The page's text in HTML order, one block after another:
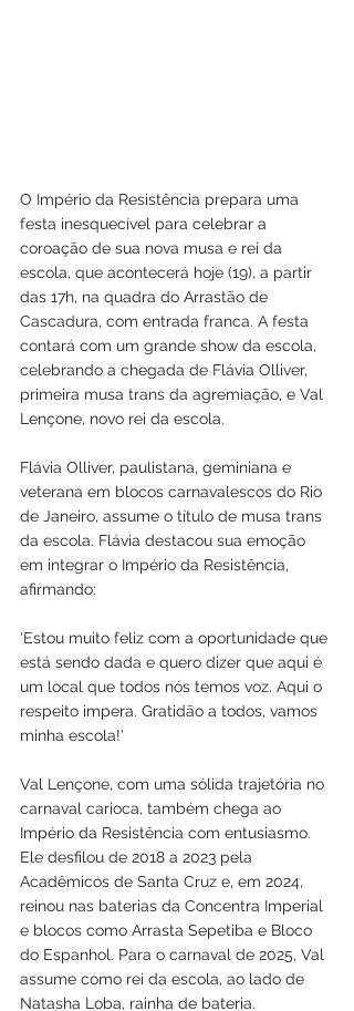
O Império da Resistência prepara uma
festa inesquecível para celebrar a
coroação de sua nova musa e rei da
escola, que acontecerá hoje (19), a partir
das 17h, na quadra do Arrastão de
Cascadura, com entrada franca. A festa
contará com um grande show da escola,
celebrando a chegada de Flávia Olliver,
primeira musa trans da agremiação, e Val
Lençone, novo rei da escola.
Flávia Olliver, paulistana, geminiana e
veterana em blocos carnavalescos do Rio
de Janeiro, assume o título de musa trans
da escola. Flávia destacou sua emoção
em integrar o Império da Resistência,
afirmando:
'Estou muito feliz com a oportunidade que
está sendo dada e quero dizer que aqui é
um local que todos nós temos voz. Aqui o
respeito impera. Gratidão a todos, vamos
minha escola!'
Val Lençone, com uma sólida trajetória no
carnaval carioca, também chega ao
Império da Resistência com entusiasmo.
Ele desfilou de 2018 a 2023 pela
Acadêmicos de Santa Cruz e, em 2024,
reinou nas baterias da Concentra Imperial
e blocos como Arrasta Sepetiba e Bloco
do Espanhol. Para o carnaval de 2025, Val
assume como rei da escola, ao lado de
Natasha Loba, rainha de bateria.